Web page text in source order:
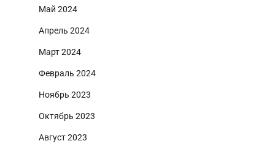
Май 2024
Апрель 2024
Март 2024
Февраль 2024
Ноябрь 2023
Октябрь 2023
Август 2023